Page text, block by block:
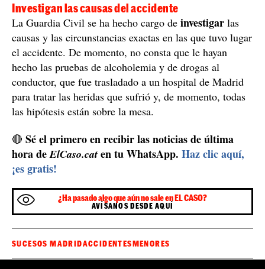
Investigan las causas del accidente
La Guardia Civil se ha hecho cargo de investigar las
causas y las circunstancias exactas en las que tuvo lugar
el accidente. De momento, no consta que le hayan
hecho las pruebas de alcoholemia y de drogas al
conductor, que fue trasladado a un hospital de Madrid
para tratar las heridas que sufrió y, de momento, todas
las hipótesis están sobre la mesa.
🔴 Sé el primero en recibir las noticias de última
hora deElCaso.cat en tu WhatsApp. Haz clic aquí,
¡es gratis!
¿Ha pasado algo que aún no sale en EL CASO?
AVÍSANOS DESDE AQUÍ
SUCESOS MADRIDACCIDENTESMENORES